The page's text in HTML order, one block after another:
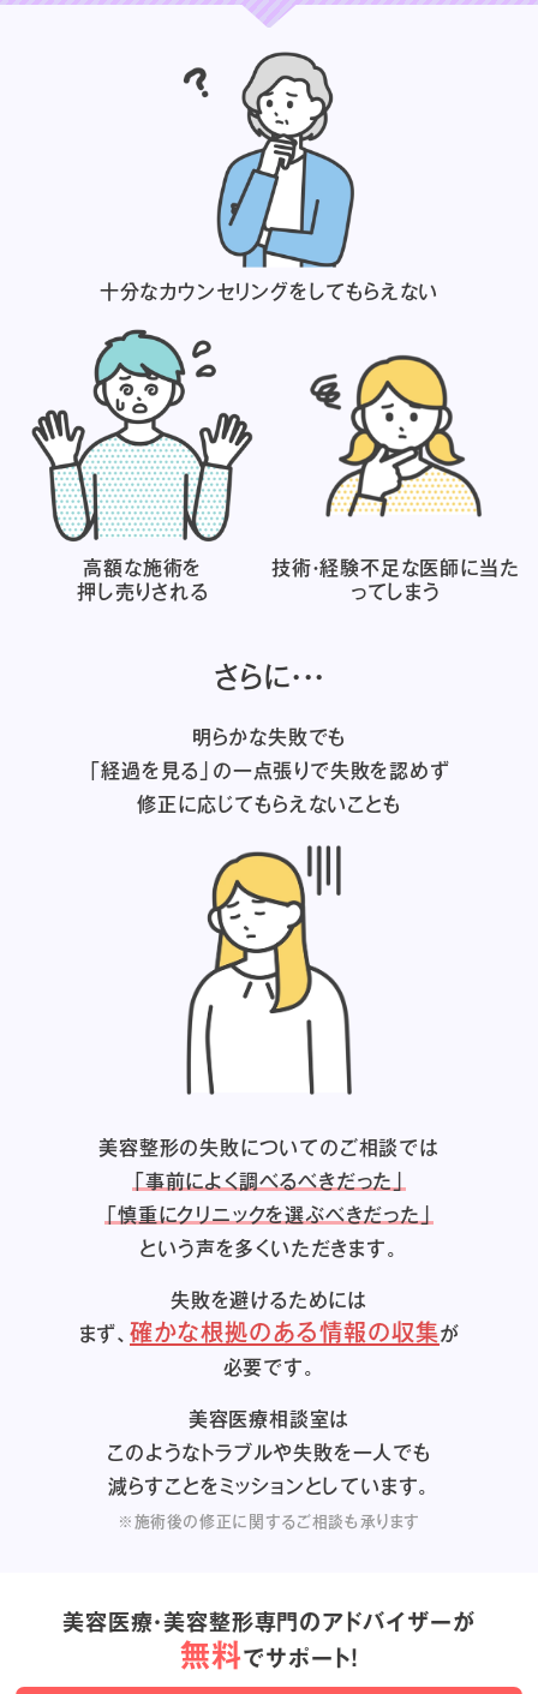
十分なカウンセリングをしてもらえない
高額な施術を
押し売りされる
技術・経験不足な医師に当た
ってしまう
さらに・・・
明らかな失敗でも
「経過を見る」の一点張りで失敗を認めず
修正に応じてもらえないことも
美容整形の失敗についてのご相談では
「事前によく調べるべきだった」
「慎重にクリニックを選ぶべきだった」
という声を多くいただきます。
失敗を避けるためには
まず、確かな根拠のある情報の収集が
必要です。
美容医療相談室は
このようなトラブルや失敗を一人でも
減らすことをミッションとしています。
※施術後の修正に関するご相談も承ります
美容医療・美容整形専門のアドバイザーが
無料でサポート！